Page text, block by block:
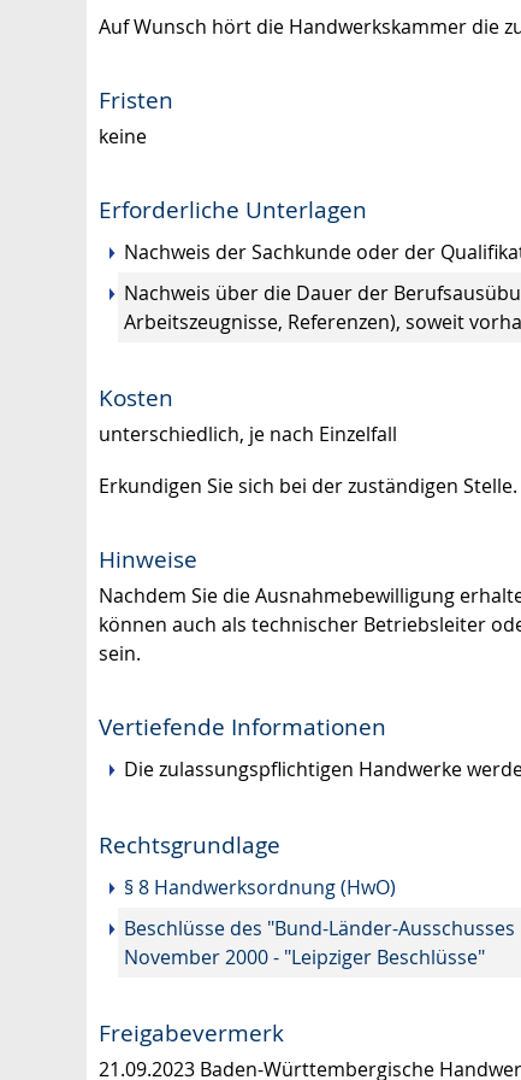
Auf Wunsch hört die Handwerkskammer die
Fristen
keine
Erforderliche Unterlagen
Nachweis der Sachkunde oder der
Nachweis über die Dauer der
Arbeitszeugnisse, Referenzen), soweit
Kosten
unterschiedlich, je nach Einzelfall
Erkundigen Sie sich bei der zuständigen Stelle.
Hinweise
Nachdem Sie die Ausnahmebewilligung
können auch als technischer Betriebsleiter
sein.
Vertiefende Informationen
Die zulassungspflichtigen Handwerke
Rechtsgrundlage
§ 8 Handwerksordnung (HwO)
Beschlüsse des "Bund-Länder-
November 2000 - "Leipziger Beschlüsse"
Freigabevermerk
21.09.2023 Baden-Württembergische